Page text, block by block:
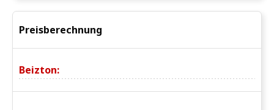
Preisberechnung
Beizton: